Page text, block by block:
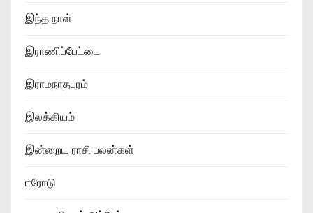
இந்த நாள்
இராணிப்பேட்டை
இராமநாதபுரம்
இலக்கியம்
இன்றைய ராசி பலன்கள்
ஈரோடு